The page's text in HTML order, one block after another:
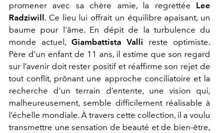
promener avec sa chère amie, la regrettée Lee
Radziwill . Ce lieu lui offrait un équilibre apaisant, un
baume pour l'âme. En dépit de la turbulence du
monde actuel, Giambattista Valli reste optimiste.
Père d’un enfant de 11 ans, il estime que son regard
sur l’avenir doit rester positif et réaffirme son rejet de
tout conflit, prônant une approche conciliatoire et la
recherche d'un terrain d’entente, une vision qui,
malheureusement, semble difficilement réalisable à
l’échelle mondiale. À travers cette collection, il a voulu
transmettre une sensation de beauté et de bien-être,